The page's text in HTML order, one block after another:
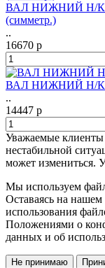
ВАЛ НИЖНИЙ Н/К
(симметр.)
..
16670 р
ВАЛ НИЖНИЙ Н/К (в
..
14447 р
Уважаемые клиенты
нестабильной
может измениться.
Мы используем
Оставаясь на нашем
использования
Положениями о
данных и об
Не принимаю